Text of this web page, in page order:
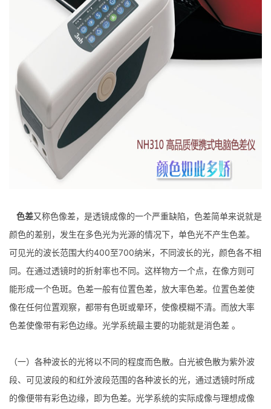
色差又称色像差，是透镜成像的一个严重缺陷，色差简单来说就是
颜色的差别，发生在多色光为光源的情况下，单色光不产生色差。
可见光的波长范围大约400至700纳米，不同波长的光，颜色各不相
同。在通过透镜时的折射率也不同。这样物方一个点，在像方则可
能形成一个色斑。色差一般有位置色差，放大率色差。位置色差使
像在任何位置观察，都带有色斑或晕环，使像模糊不清。而放大率
色差使像带有彩色边缘。光学系统最主要的功能就是消色差 。
（一）各种波长的光将以不同的程度而色散。白光被色散为紫外波
段、可见波段的和红外波段范围的各种波长的光，通过透镜时所成
的像便带有彩色边缘，即为色差。光学系统的实际成像与理想成像